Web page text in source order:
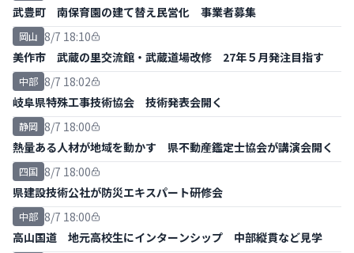
武豊町 南保育園の建て替え民営化 事業者募集
岡山 8/7 18:10
美作市 武蔵の里交流館・武蔵道場改修 27年５月発注目指す
中部 8/7 18:02
岐阜県特殊工事技術協会 技術発表会開く
静岡 8/7 18:00
熱量ある人材が地域を動かす 県不動産鑑定士協会が講演会開く
四国 8/7 18:00
県建設技術公社が防災エキスパート研修会
中部 8/7 18:00
高山国道 地元高校生にインターンシップ 中部縦貫など見学